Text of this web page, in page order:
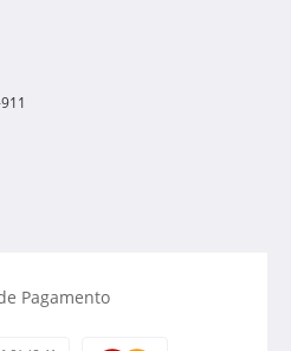
Pagamento